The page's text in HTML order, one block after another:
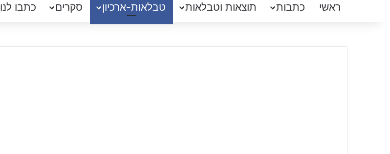
ראשי כתבות תוצאות וטבלאות טבלאות-ארכיון סקרים כתבו לנו